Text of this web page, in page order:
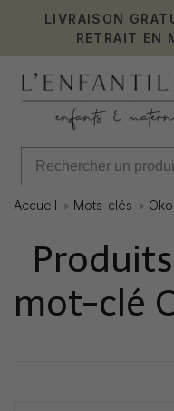
LIVRAISON
RETRAIT EN
Accueil Mots-clés
mot-clé